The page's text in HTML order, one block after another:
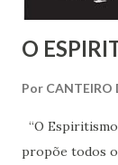
O
Por CANTEIRO
“O
propõe todos